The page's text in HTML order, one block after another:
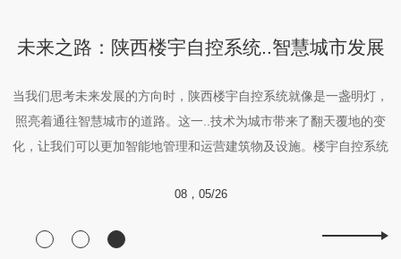
创新科技驱动：陕西楼宇自控系统优化建筑运营效率
在当今快速发展的科技领域中，陕西楼宇自控系统正在成为建筑行业
的一项关键创新。这种系统不仅提高了建筑物的运营效率，同时也为
用户带来更智能、便捷的体验。通过..技术的应用，楼宇自控系统可
面。这种智能化的管理使得建筑运营更加..，不仅节约能源资源，还
11，06/26